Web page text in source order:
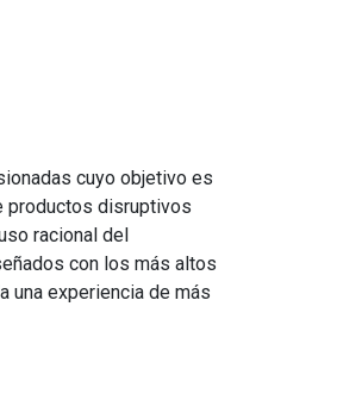
cuyo objetivo es
productos disruptivos
racional del
con los más altos
una experiencia de más